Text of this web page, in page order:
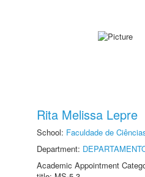
Rita Melissa Lepre
School: Faculdade de
Department:
Academic Appointment